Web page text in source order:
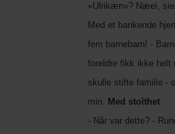
«Ulrikæn»? Næei,
Med et bankende
fem barnebarn! -
foreldre fikk ikke helt
skulle stifte familie -
min. Med stolthet
- Når var dette? -